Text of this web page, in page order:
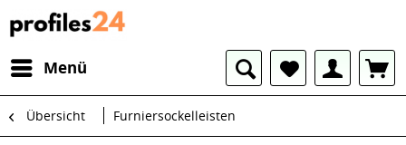
Menü
Übersicht Furniersockelleisten